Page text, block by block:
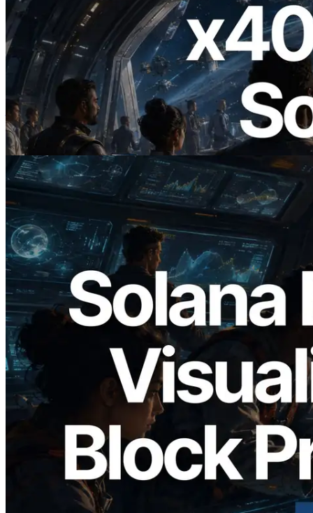
2026.07.04
ERPC 發布支援 x402 支付的 Solana RPC
— AI Agent 按需為 API 付款的時代開啟
閱讀此文章
2026.05.24
Validators Solutions 釋出 Solana Block
Analyzer — 以 slot 為單位視覺化區塊生
成時間與負責驗證者